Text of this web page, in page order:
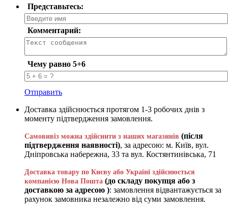
Представьтесь:
Комментарий:
Чему равно 5+6
Отправить
Доставка здійснюється протягом 1-3 робочих днів з
моменту підтвердження замовлення.
Самовивіз можна здійснити з наших магазинів (після
підтвердження наявності), за адресою: м. Київ, вул.
Дніпровська набережна, 33 та вул. Костянтинівська, 71
Доставка товару по Києву або Україні здійснюється
компанією Нова Пошта (до складу покупця або з
доставкою за адресою ): замовлення відвантажується за
рахунок замовника незалежно від суми замовлення.